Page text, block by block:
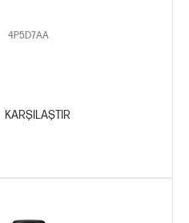
4P5D7AA
KARŞILAŞTIR